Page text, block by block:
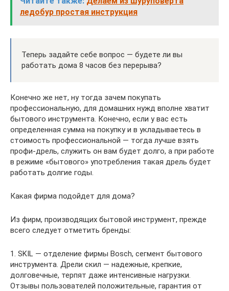
ледобур простая инструкция
Теперь задайте себе вопрос — будете ли вы
работать дома 8 часов без перерыва?
Конечно же нет, ну тогда зачем покупать
профессиональную, для домашних нужд вполне хватит
бытового инструмента. Конечно, если у вас есть
определенная сумма на покупку и в укладываетесь в
стоимость профессиональной — тогда лучше взять
профи-дрель, служить он вам будет долго, а при работе
в режиме «бытового» употребления такая дрель будет
работать долгие годы.
Какая фирма подойдет для дома?
Из фирм, производящих бытовой инструмент, прежде
всего следует отметить бренды:
1. SKIL — отделение фирмы Bosch, сегмент бытового
инструмента. Дрели скил — надежные, крепкие,
долговечные, терпят даже интенсивные нагрузки.
Отзывы пользователей положительные, гарантия от